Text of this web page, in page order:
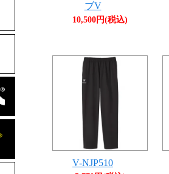
ブV
10,500円(税込)
V-NJP510